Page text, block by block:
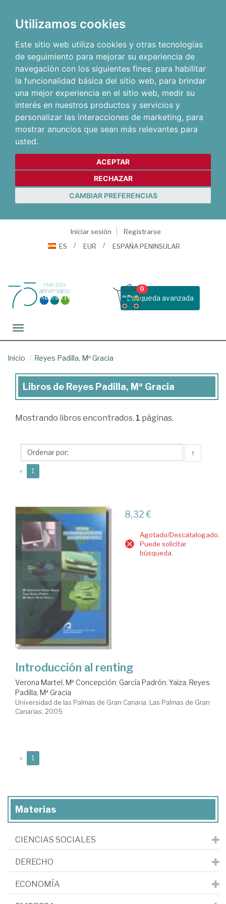
Utilizamos cookies
Este sitio web utiliza cookies y otras tecnologías
de seguimiento para mejorar su experiencia de
navegación con los siguientes fines: para habilitar
la funcionalidad básica del sitio web, para brindar
una mejor experiencia en el sitio web, medir su
interés en nuestros productos y servicios y
personalizar las interacciones de marketing, para
mostrar anuncios que sean más relevantes para
usted.
ACEPTAR
RECHAZAR
CAMBIAR PREFERENCIAS
Iniciar sesión
Registrarse
ES
EUR ESPAÑA PENINSULAR
Busqueda avanzada
0
Toggle navigation
Inicio Reyes Padilla, Mª Gracia
Libros
Reyes
Mª
Gracia
Libros de Reyes Padilla, Mª Gracia
Mostrando libros encontrados. 1 páginas.
↑
« 1
8,32 €
Agotado/Descatalogado.
Puede solicitar
búsqueda.
Introducción al renting
Verona Martel, Mª Concepción; García Padrón, Yaiza; Reyes
Padilla, Mª Gracia
Universidad de las Palmas de Gran Canaria. Las Palmas de Gran
Canarias, 2005
« 1
Materias
CIENCIAS SOCIALES
DERECHO
ECONOMÍA